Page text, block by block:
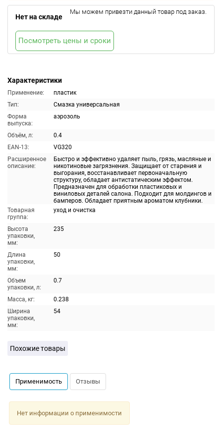
Характеристики
Применение:
пластик
Тип:
Смазка универсальная
Форма
выпуска:
аэрозоль
Объём, л:
0.4
EAN-13:
VG320
Расширенное
описание:
Быстро и эффективно удаляет пыль, грязь, масляные и
никотиновые загрязнения. Защищает от старения и
выгорания, восстанавливает первоначальную
структуру, обладает антистатическим эффектом.
Предназначен для обработки пластиковых и
виниловых деталей салона. Подходит для молдингов и
бамперов. Обладает приятным ароматом клубники.
Товарная
группа:
уход и очистка
Высота
упаковки,
мм:
235
Длина
упаковки,
мм:
50
Объем
упаковки, л:
0.7
Масса, кг:
0.238
Ширина
упаковки,
мм:
54
Нет на складе
Мы можем привезти данный товар под заказ.
Посмотреть цены и сроки
Похожие товары
Применимость Отзывы
Нет информации о применимости